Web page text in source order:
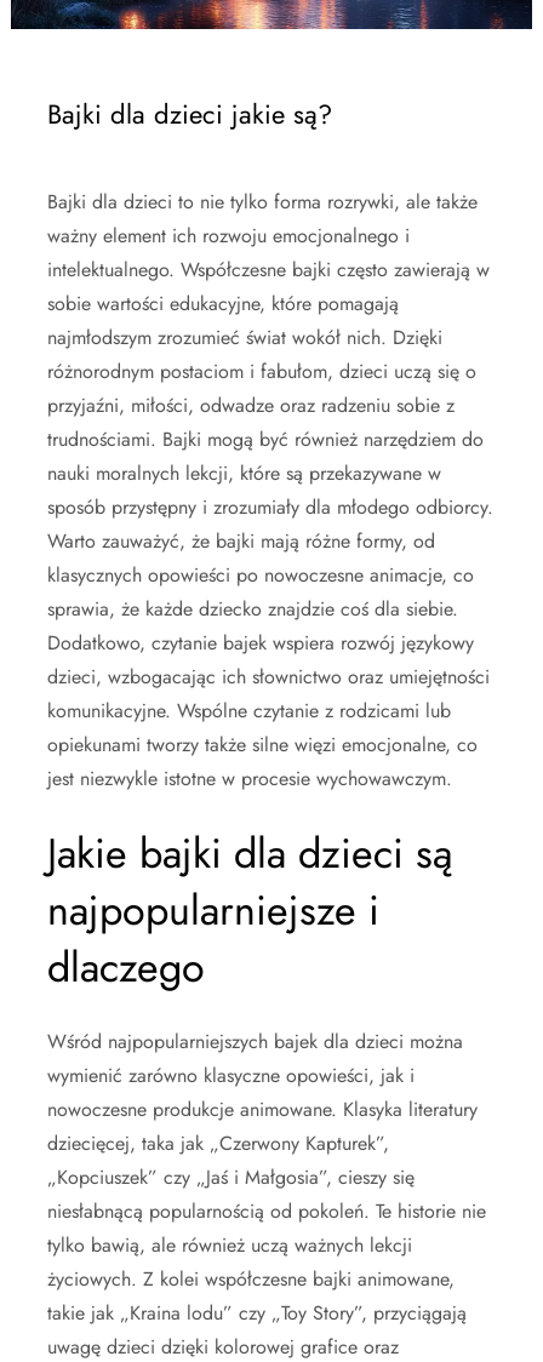
Bajki dla dzieci jakie są?
Bajki dla dzieci to nie tylko forma rozrywki, ale także
ważny element ich rozwoju emocjonalnego i
intelektualnego. Współczesne bajki często zawierają w
sobie wartości edukacyjne, które pomagają
najmłodszym zrozumieć świat wokół nich. Dzięki
różnorodnym postaciom i fabułom, dzieci uczą się o
przyjaźni, miłości, odwadze oraz radzeniu sobie z
trudnościami. Bajki mogą być również narzędziem do
nauki moralnych lekcji, które są przekazywane w
sposób przystępny i zrozumiały dla młodego odbiorcy.
Warto zauważyć, że bajki mają różne formy, od
klasycznych opowieści po nowoczesne animacje, co
sprawia, że każde dziecko znajdzie coś dla siebie.
Dodatkowo, czytanie bajek wspiera rozwój językowy
dzieci, wzbogacając ich słownictwo oraz umiejętności
komunikacyjne. Wspólne czytanie z rodzicami lub
opiekunami tworzy także silne więzi emocjonalne, co
jest niezwykle istotne w procesie wychowawczym.
Jakie bajki dla dzieci są
najpopularniejsze i
dlaczego
Wśród najpopularniejszych bajek dla dzieci można
wymienić zarówno klasyczne opowieści, jak i
nowoczesne produkcje animowane. Klasyka literatury
dziecięcej, taka jak „Czerwony Kapturek”,
„Kopciuszek” czy „Jaś i Małgosia”, cieszy się
niesłabnącą popularnością od pokoleń. Te historie nie
tylko bawią, ale również uczą ważnych lekcji
życiowych. Z kolei współczesne bajki animowane,
takie jak „Kraina lodu” czy „Toy Story”, przyciągają
uwagę dzieci dzięki kolorowej grafice oraz